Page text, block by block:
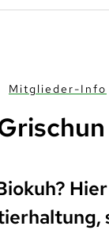
Mitglieder-Info